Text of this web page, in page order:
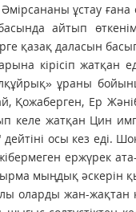
Әмірсананы ұстау
айтып
қазақ даласын
кірісіп жатқан
ұраны
Ер
келе жатқан Цин
осы кез еді.
ержүрек
мыңдық әскерін
оларды жан-жақтан